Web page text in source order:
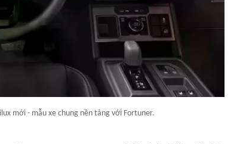
mới - mẫu xe chung nền tảng với Fortuner.